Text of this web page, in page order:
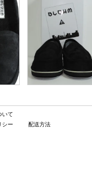
いて
シー 配送方法